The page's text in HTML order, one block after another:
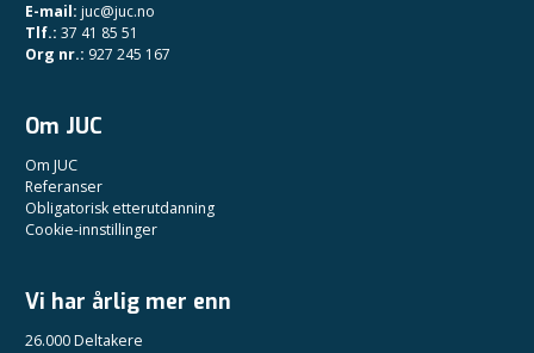
E-mail: juc@juc.no
Tlf.: 37 41 85 51
Org nr.: 927 245 167
Om JUC
Om JUC
Referanser
Obligatorisk etterutdanning
Cookie-innstillinger
Vi har årlig mer enn
26.000 Deltakere